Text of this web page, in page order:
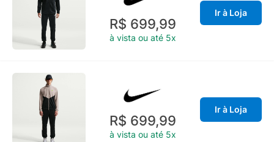
R$ 699,99
à vista ou até 5x
Ir à Loja
R$ 699,99
à vista ou até 5x
Ir à Loja